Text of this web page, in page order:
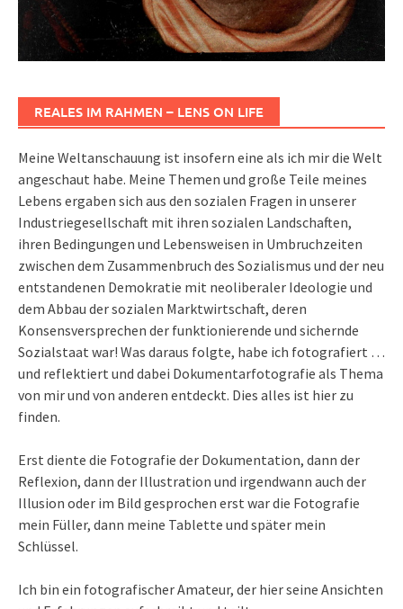
REALES IM RAHMEN – LENS ON LIFE
Meine Weltanschauung ist insofern eine als ich mir die Welt
angeschaut habe. Meine Themen und große Teile meines
Lebens ergaben sich aus den sozialen Fragen in unserer
Industriegesellschaft mit ihren sozialen Landschaften,
ihren Bedingungen und Lebensweisen in Umbruchzeiten
zwischen dem Zusammenbruch des Sozialismus und der neu
entstandenen Demokratie mit neoliberaler Ideologie und
dem Abbau der sozialen Marktwirtschaft, deren
Konsensversprechen der funktionierende und sichernde
Sozialstaat war! Was daraus folgte, habe ich fotografiert …
und reflektiert und dabei Dokumentarfotografie als Thema
von mir und von anderen entdeckt. Dies alles ist hier zu
finden.
Erst diente die Fotografie der Dokumentation, dann der
Reflexion, dann der Illustration und irgendwann auch der
Illusion oder im Bild gesprochen erst war die Fotografie
mein Füller, dann meine Tablette und später mein
Schlüssel.
Ich bin ein fotografischer Amateur, der hier seine Ansichten